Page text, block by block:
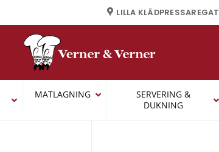
LILLA
MATLAGNING
SERVERING &
DUKNING